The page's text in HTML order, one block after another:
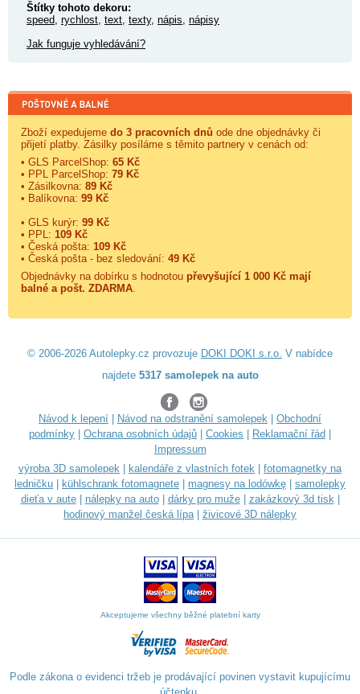
Štítky tohoto dekoru:
speed rychlost text texty, nápis nápisy
Jak funguje vyhledávání?
Zboží expedujeme do 3 pracovních dnů ode dne objednávky či
přijetí platby. Zásilky posíláme s těmito partnery v cenách od:
• GLS ParcelShop: 65 Kč
• PPL ParcelShop: 79 Kč
• Zásilkovna: 89 Kč
• Balíkovna: 99 Kč
• GLS kurýr: 99 Kč
• PPL: 109 Kč
• Česká pošta: 109 Kč
• Česká pošta - bez sledování: 49 Kč
Objednávky na dobírku s hodnotou převyšující 1 000 Kč mají
balné a pošt. ZDARMA
© 2006-2026 Autolepky.cz provozuje DOKI DOKI s.r.o. V nabídce
najdete 5317 samolepek na auto
Návod k lepení Návod na odstranění samolepek
Obchodní
podmínky
Ochrana osobních údajů Cookies Reklamační řád
Impressum
výroba 3D samolepek
kalendáře z vlastních fotek
fotomagnetky na
ledničku
kühlschrank fotomagnete magnesy na lodówkę
samolepky
dieťa v aute| nálepky na auto| dárky pro muže| zakázkový 3d tisk|
hodinový manžel česká lípa| živicové 3D nálepky
Akceptujeme všechny běžné platební karty
Podle zákona o evidenci tržeb je prodávající povinen vystavit kupujícímu